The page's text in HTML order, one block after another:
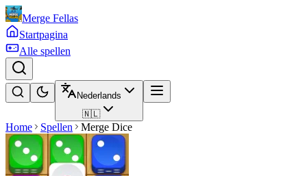
Merge Fellas
Startpagina
Alle spellen
Nederlands
🇳🇱
Home Spellen Merge Dice